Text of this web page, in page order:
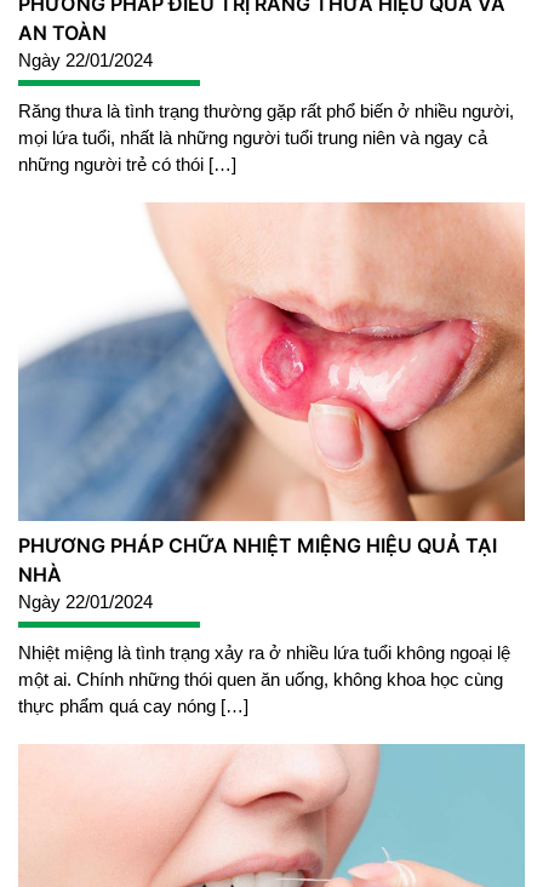
AN TOÀN
Ngày 22/01/2024
Răng thưa là tình trạng thường gặp rất phổ biến ở nhiều người,
mọi lứa tuổi, nhất là những người tuổi trung niên và ngay cả
những người trẻ có thói […]
PHƯƠNG PHÁP CHỮA NHIỆT MIỆNG HIỆU QUẢ TẠI
NHÀ
Ngày 22/01/2024
Nhiệt miệng là tình trạng xảy ra ở nhiều lứa tuổi không ngoại lệ
một ai. Chính những thói quen ăn uống, không khoa học cùng
thực phẩm quá cay nóng […]